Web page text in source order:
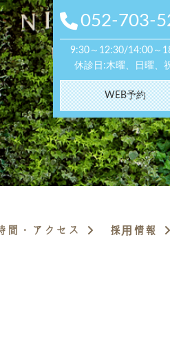
052-703-
9:30～12:30/14:00～
休診日:木曜、日曜、
WEB予約
052-703-
9:30～12:30/14:00～
休診日:木曜、日曜、
WEB予約
間・アクセス 採用情報